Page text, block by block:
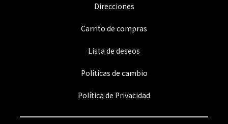
Direcciones
Carrito de compras
Lista de deseos
Políticas de cambio
Política de Privacidad